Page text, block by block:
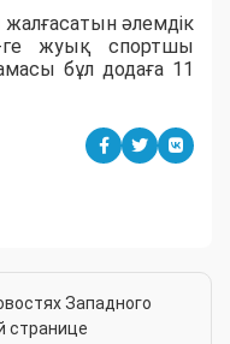
жалғасатын әлемдік
ге жуық спортшы
бұл додаға 11
Западного
странице